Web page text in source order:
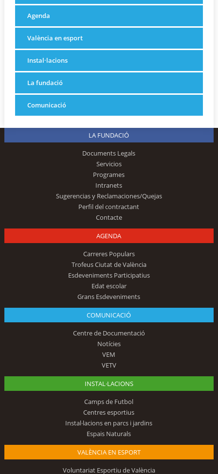
Agenda
València en esport
Instal·lacions
La fundació
Comunicació
LA FUNDACIÓ
Documents Legals
Servicios
Programes
Intranets
Sugerencias y Reclamaciones/Quejas
Perfil del contractant
Contacte
AGENDA
Carreres Populars
Trofeus Ciutat de València
Esdeveniments Participatius
Edat escolar
Grans Esdeveniments
COMUNICACIÓ
Centre de Documentació
Notícies
VEM
VETV
INSTAL·LACIONS
Camps de Futbol
Centres esportius
Instal·lacions en parcs i jardins
Espais Naturals
VALÈNCIA EN ESPORT
Voluntariat Esportiu de València